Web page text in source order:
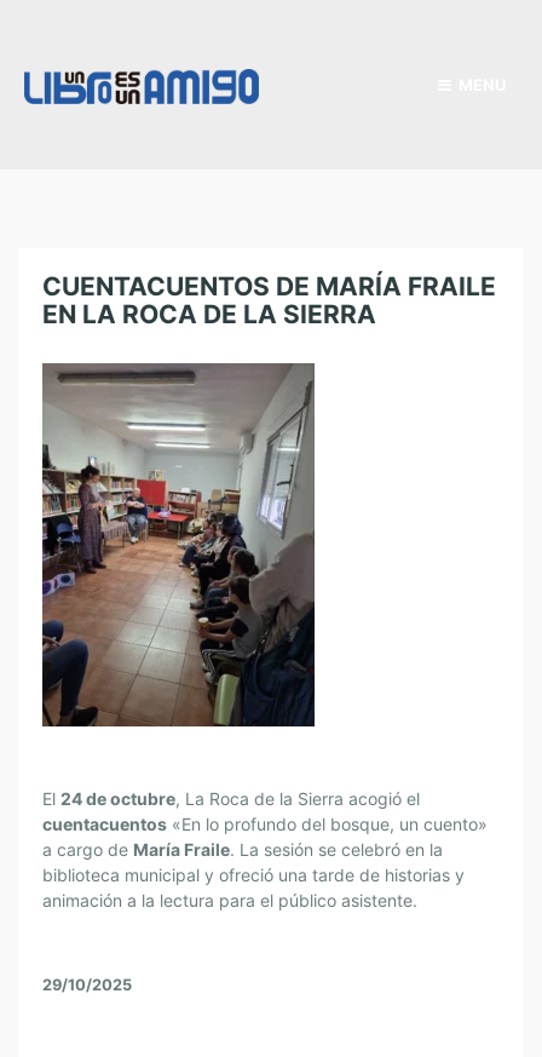
CUENTACUENTOS DE MARÍA FRAILE
EN LA ROCA DE LA SIERRA
El 24 de octubre, La Roca de la Sierra acogió el
cuentacuentos «En lo profundo del bosque, un cuento»
a cargo de María Fraile. La sesión se celebró en la
biblioteca municipal y ofreció una tarde de historias y
animación a la lectura para el público asistente.
29/10/2025